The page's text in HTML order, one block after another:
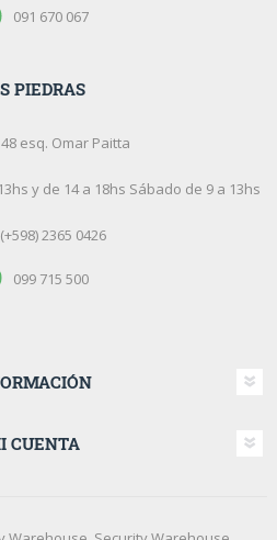
091 670 067
PIEDRAS
esq. Omar Paitta
y de 14 a 18hs Sábado de 9 a 13hs
(+598) 2365 0426
099 715 500
CUENTA